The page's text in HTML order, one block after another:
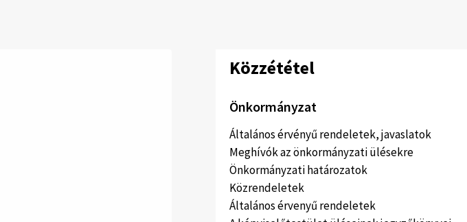
Közzététel
Önkormányzat
Általános érvényű rendeletek, javaslatok
Meghívók az önkormányzati ülésekre
Önkormányzati határozatok
Közrendeletek
Általános érvenyű rendeletek